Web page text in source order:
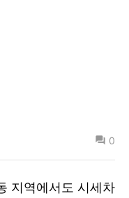
0
지역에서도 시세차